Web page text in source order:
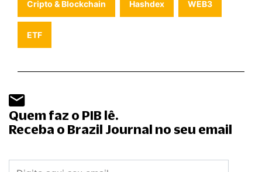
Cripto & Blockchain Hashdex WEB3
ETF
Quem faz o PIB lê.
Receba o Brazil Journal no seu email